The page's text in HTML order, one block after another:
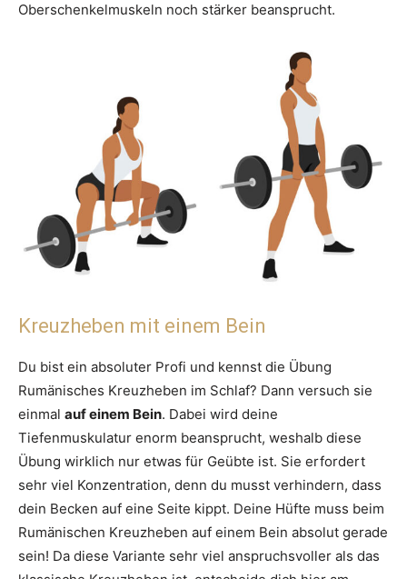
Oberschenkelmuskeln noch stärker beansprucht.
Kreuzheben mit einem Bein
Du bist ein absoluter Profi und kennst die Übung
Rumänisches Kreuzheben im Schlaf? Dann versuch sie
einmal auf einem Bein. Dabei wird deine
Tiefenmuskulatur enorm beansprucht, weshalb diese
Übung wirklich nur etwas für Geübte ist. Sie erfordert
sehr viel Konzentration, denn du musst verhindern, dass
dein Becken auf eine Seite kippt. Deine Hüfte muss beim
Rumänischen Kreuzheben auf einem Bein absolut gerade
sein! Da diese Variante sehr viel anspruchsvoller als das